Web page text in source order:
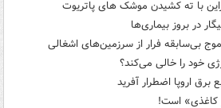
با ته کشیدن موشک های پاتریوت
در بروز بیماری‌ها
بی‌سابقه فرار از سرزمین‌های اشغالی
خود را خالی می‌کند؟
برق اروپا اضطرار آفرید
کاغذی» است!